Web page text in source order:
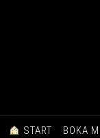
START BOKA